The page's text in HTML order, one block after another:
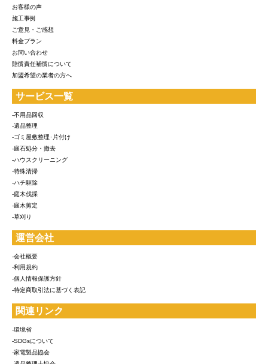
お客様の声
施工事例
ご意見・ご感想
料金プラン
お問い合わせ
賠償責任補償について
加盟希望の業者の方へ
サービス一覧
-不用品回収
-遺品整理
-ゴミ屋敷整理･片付け
-庭石処分・撤去
-ハウスクリーニング
-特殊清掃
-ハチ駆除
-庭木伐採
-庭木剪定
-草刈り
運営会社
-会社概要
-利用規約
-個人情報保護方針
-特定商取引法に基づく表記
関連リンク
-環境省
-SDGsについて
-家電製品協会